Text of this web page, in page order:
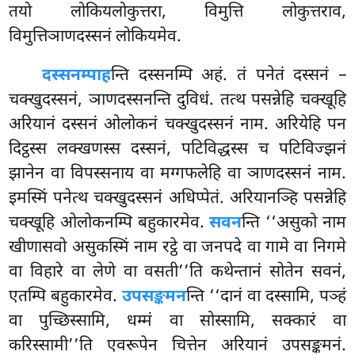
तयो लोकियलोकुत्तरा, विमुत्ति लोकुत्तराव,
विमुत्तिञाणदस्सनं लोकियमेव.
दस्सनम्पाहन्ति दस्सनम्पि अहं. तं पनेतं दस्सनं –
चक्खुदस्सनं, ञाणदस्सनन्ति दुविधं. तत्थ पसन्नेहि चक्खूहि
अरियानं दस्सनं ओलोकनं चक्खुदस्सनं नाम. अरियेहि पन
दिट्ठस्स लक्खणस्स दस्सनं, पटिविद्धस्स च पटिविज्झनं
झानेन वा विपस्सनाय वा मग्गफलेहि वा ञाणदस्सनं नाम.
इमस्मिं पनेत्थ चक्खुदस्सनं अधिप्पेतं. अरियानञ्हि पसन्नेहि
चक्खूहि ओलोकनम्पि बहुकारमेव.सवनन्ति ‘‘असुको नाम
खीणासवो असुकस्मिं नाम रट्ठे वा जनपदे वा गामे वा निगमे
वा विहारे वा लेणे वा वसती’’ति कथेन्तानं सोतेन सवनं,
एतम्पि बहुकारमेव.उपसङ्कमनन्ति ‘‘दानं वा दस्सामि, पञ्हं
वा पुच्छिस्सामि, धम्मं वा सोस्सामि, सक्कारं वा
करिस्सामी’’ति एवरूपेन चित्तेन अरियानं उपसङ्कमनं.